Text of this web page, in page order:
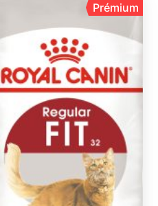
Prémium